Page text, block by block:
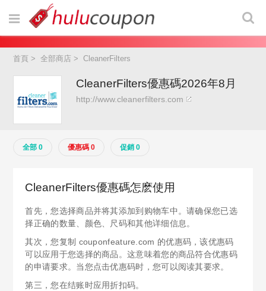
首頁 >全部商店 >CleanerFilters
CleanerFilters優惠碼2026年8月
http://www.cleanerfilters.com
全部 0 優惠碼 0 促銷 0
CleanerFilters優惠碼怎麽使用
首先，您选择商品并将其添加到购物车中。请确保您已选
择正确的数量、颜色、尺码和其他详细信息。
其次，您复制 couponfeature.com 的优惠码，该优惠码
可以应用于您选择的商品。这意味着您的商品符合优惠码
的申请要求。当您点击优惠码时，您可以阅读其要求。
第三，您在结账时应用折扣码。